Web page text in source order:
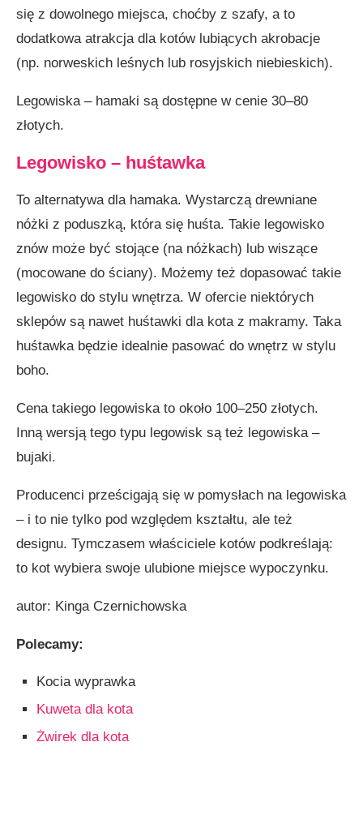
się z dowolnego miejsca, choćby z szafy, a to
dodatkowa atrakcja dla kotów lubiących akrobacje
(np. norweskich leśnych lub rosyjskich niebieskich).
Legowiska – hamaki są dostępne w cenie 30–80
złotych.
Legowisko – huśtawka
To alternatywa dla hamaka. Wystarczą drewniane
nóżki z poduszką, która się huśta. Takie legowisko
znów może być stojące (na nóżkach) lub wiszące
(mocowane do ściany). Możemy też dopasować takie
legowisko do stylu wnętrza. W ofercie niektórych
sklepów są nawet huśtawki dla kota z makramy. Taka
huśtawka będzie idealnie pasować do wnętrz w stylu
boho.
Cena takiego legowiska to około 100–250 złotych.
Inną wersją tego typu legowisk są też legowiska –
bujaki.
Producenci prześcigają się w pomysłach na legowiska
– i to nie tylko pod względem kształtu, ale też
designu. Tymczasem właściciele kotów podkreślają:
to kot wybiera swoje ulubione miejsce wypoczynku.
autor: Kinga Czernichowska
Polecamy:
Kocia wyprawka
Kuweta dla kota
Żwirek dla kota